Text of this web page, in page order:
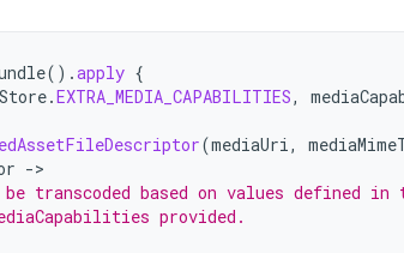
().apply {
.EXTRA_MEDIA_CAPABILITIES,
(mediaUri,
->
transcoded based on values defined in
provided.